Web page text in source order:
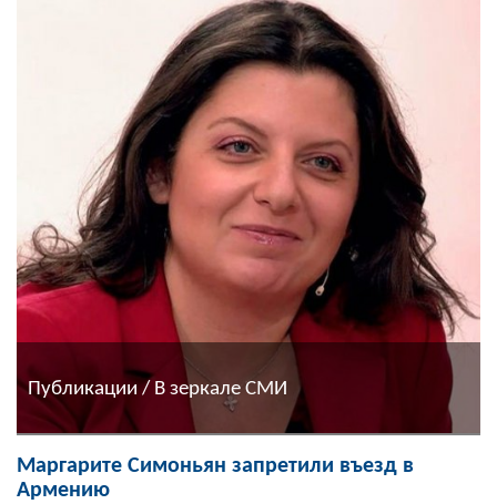
Публикации / В зеркале СМИ
Маргарите Симоньян запретили въезд в
Армению